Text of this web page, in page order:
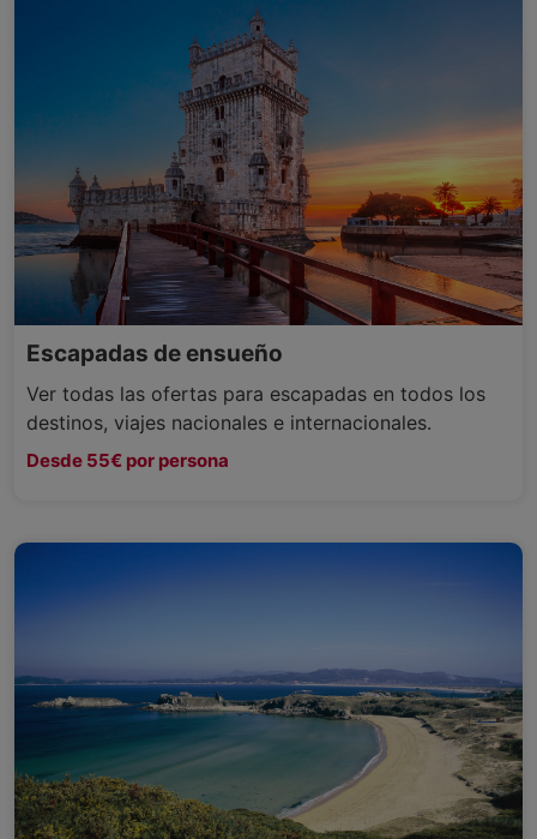
Escapadas de ensueño
Ver todas las ofertas para escapadas en todos los
destinos, viajes nacionales e internacionales.
Desde 55€ por persona